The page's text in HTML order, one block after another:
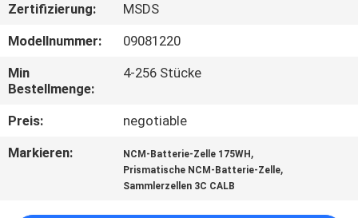
FABRIK-
AUSFLUG
QUALITÄTSKONTROLLE
TRETEN
Zertifizierung:
MSDS
Modellnummer:
09081220
Min
Bestellmenge:
4-256 Stücke
Preis:
negotiable
Markieren:
NCM-Batterie-Zelle 175WH ,
Prismatische NCM-Batterie-Zelle,
Sammlerzellen 3C CALB